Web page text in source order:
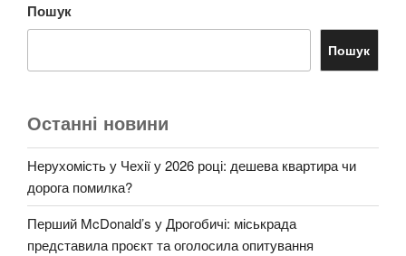
Пошук
Пошук
Останні новини
Нерухомість у Чехії у 2026 році: дешева квартира чи
дорога помилка?
Перший McDonald’s у Дрогобичі: міськрада
представила проєкт та оголосила опитування